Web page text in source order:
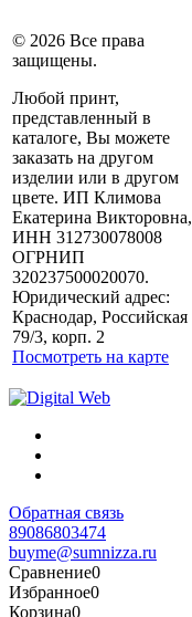
© 2026 Все права
защищены.
Любой принт,
представленный в
каталоге, Вы можете
заказать на другом
изделии или в другом
цвете. ИП Климова
Екатерина Викторовна,
ИНН 312730078008
ОГРНИП
320237500020070.
Юридический адрес:
Краснодар, Российская
79/3, корп. 2
Посмотреть на карте
Обратная связь
89086803474
buyme@sumnizza.ru
Сравнение0
Избранное0
Корзина0